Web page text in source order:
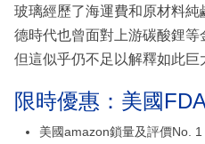
玻璃經歷了海運費和原材料
德時代也曾面對上游碳酸鋰等
但這似乎仍不足以解釋如此巨
限時優惠：美國
美國amazon鎖量及評價No. 1